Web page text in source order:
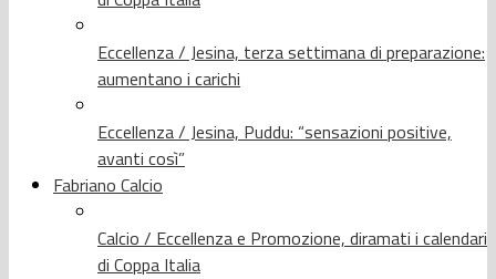
Eccellenza / Jesina, terza settimana di preparazione:
aumentano i carichi
Eccellenza / Jesina, Puddu: “sensazioni positive,
avanti così”
Fabriano Calcio
Calcio / Eccellenza e Promozione, diramati i calendari
di Coppa Italia